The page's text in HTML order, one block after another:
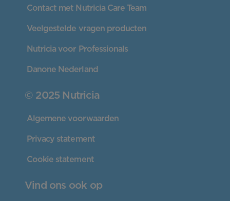
Contact met Nutricia Care Team
Veelgestelde vragen producten
Nutricia voor Professionals
Danone Nederland
© 2025 Nutricia
Algemene voorwaarden
Privacy statement
Cookie statement
Vind ons ook op